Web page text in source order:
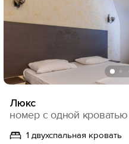
Люкс
номер с одной кроватью
1 двухспальная кровать